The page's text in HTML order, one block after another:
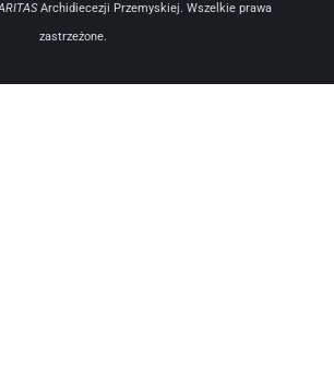
Archidiecezji Przemyskiej. Wszelkie prawa
zastrzeżone.